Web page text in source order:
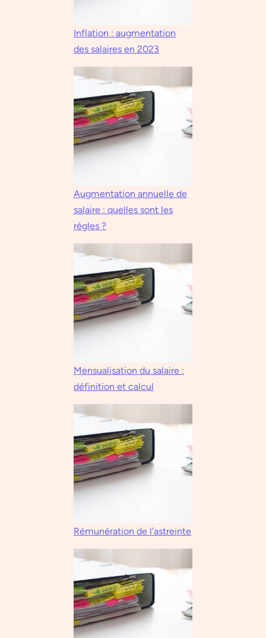
Inflation : augmentation
des salaires en 2023
Augmentation annuelle de
salaire : quelles sont les
règles ?
Mensualisation du salaire :
définition et calcul
Rémunération de l’astreinte